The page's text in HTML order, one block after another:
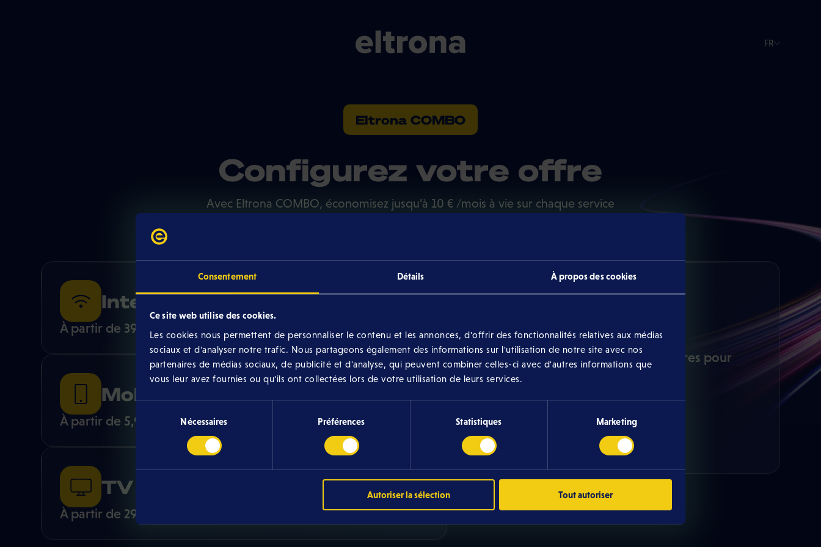
Consentement Détails À propos des cookies
Ce site web utilise des cookies.
Les cookies nous permettent de personnaliser le contenu et les annonces, d'offrir des fonctionnalités relatives aux médias
sociaux et d'analyser notre trafic. Nous partageons également des informations sur l'utilisation de notre site avec nos
partenaires de médias sociaux, de publicité et d'analyse, qui peuvent combiner celles-ci avec d'autres informations que
vous leur avez fournies ou qu'ils ont collectées lors de votre utilisation de leurs services.
du
consentement
Nécessaires Préférences Statistiques Marketing
Autoriser la sélection Tout autoriser
FR
Eltrona COMBO
Configurez votre offre
Avec Eltrona COMBO, économisez jusqu’à 10 € /mois à vie sur chaque service
Internet GiGA
À partir de 39,99 € /mois
Mobile
À partir de 5,99 € /mois
TV
À partir de 29,99 € /mois
Sélectionnez une ou plusieurs offres pour
composer votre Combo.